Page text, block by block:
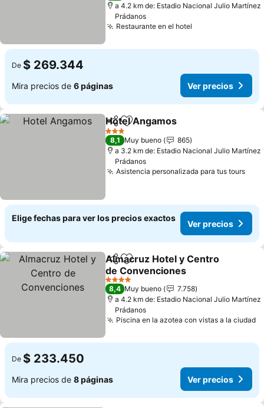
a 4.2 km de: Estadio Nacional Julio Martínez
Prádanos
Restaurante en el hotel
De $ 269.344
Mira precios de 6 páginas Ver precios
CompartirAgregar a favoritos
Hotel Angamos
3 Estrellas
8,1 Muy bueno
865
a 3.2 km de: Estadio Nacional Julio Martínez
Prádanos
Asistencia personalizada para tus toursVer
Elige fechas para ver los precios exactos
Ver precios
CompartirAgregar a favoritos
Almacruz Hotel y Centro
de Convenciones
Ver precios
4 Estrellas
8,4 Muy bueno
7.758
a 4.2 km de: Estadio Nacional Julio Martínez
Prádanos
Piscina en la azotea con vistas a la ciudad
De $ 233.450
Mira precios de 8 páginas Ver precios